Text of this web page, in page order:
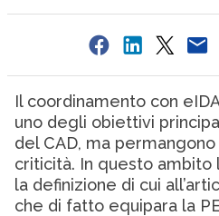
Il coordinamento con
uno degli obiettivi
del CAD, ma
criticità. In questo
la definizione di cui
che di fatto equipara la